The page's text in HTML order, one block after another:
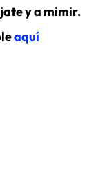
y a mimir.
aquí